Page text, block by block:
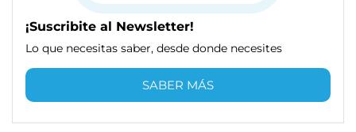
¡Suscribite al Newsletter!
Lo que necesitas saber, desde donde necesites
SABER MÁS